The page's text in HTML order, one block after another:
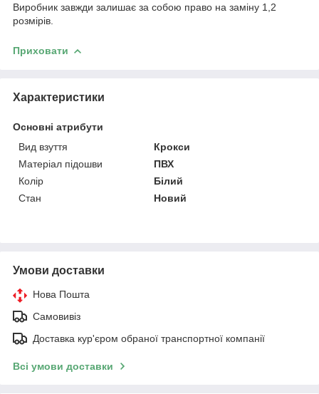
Виробник завжди залишає за собою право на заміну 1,2
розмірів.
Приховати
Характеристики
Основні атрибути
Вид взуття
Крокси
Матеріал підошви
ПВХ
Колір
Білий
Стан
Новий
Умови доставки
Нова Пошта
Самовивіз
Доставка кур'єром обраної транспортної компанії
Всі умови доставки